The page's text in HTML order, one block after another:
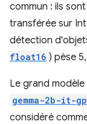
commun : ils sont
transférée sur
détection
float16 ) pèse
Le grand
gemma-2b-it-
considéré